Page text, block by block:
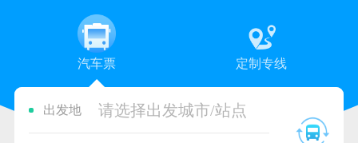
汽车票 定制专线
出发地 请选择出发城市/站点